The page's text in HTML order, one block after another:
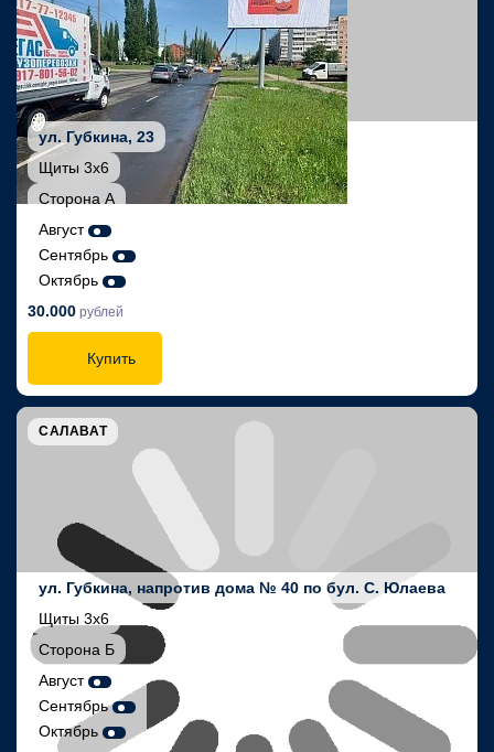
ул. Губкина, 23
Щиты 3х6
Сторона А
Август
Сентябрь
Октябрь
30.000 рублей
Купить
САЛАВАТ
ул. Губкина, напротив дома № 40 по бул. С. Юлаева
Щиты 3х6
Сторона Б
Август
Сентябрь
Октябрь